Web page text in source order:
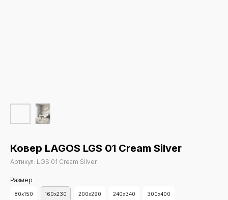
Ковер LAGOS LGS 01 Cream Silver
Артикул: LGS 01 Cream Silver
Размер
80х150 160х230 200х290 240х340 300х400